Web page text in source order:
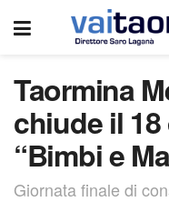
Taormina
chiude il
“Bimbi e
Giornata finale di